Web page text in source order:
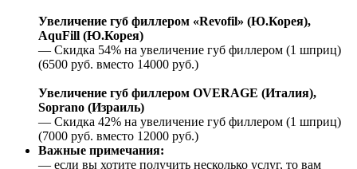
Увеличение губ филлером «Revofil» (Ю.Корея),
AquFill (Ю.Корея)
— Скидка 54% на увеличение губ филлером (1 шприц)
(6500 руб. вместо 14000 руб.)
Увеличение губ филлером OVERAGE (Италия),
Soprano (Израиль)
— Скидка 42% на увеличение губ филлером (1 шприц)
(7000 руб. вместо 12000 руб.)
Важные примечания:
— если вы хотите получить несколько услуг, то вам